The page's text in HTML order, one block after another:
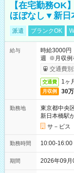
【在宅勤務OK
ほぼなし▼新日
派遣 ブランクOK
給与
時給3000
週 ※月収例
ービス利用
交通費別
交通費 1ヶ
月収例 30
勤務地
東京都中央
新日本橋駅
サ－ビス
勤務時間 10:00-16:00
期間 2026年09